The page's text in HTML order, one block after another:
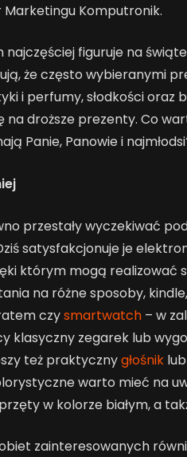
Komputronik.
najczęściej figuruje na
że często wybieranymi
i perfumy, słodkości oraz
na droższe prezenty. Co
Panie, Panowie i
przestały wyczekiwać
satysfakcjonuje je
którym mogą realizować
na różne sposoby,
czysmartwatch– w
klasyczny zegarek lub
też praktycznygłośniklub
warto mieć na
w kolorze białym, a
zainteresowanych